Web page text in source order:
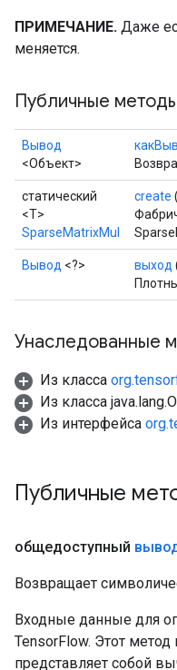
ПРИМЕЧАНИЕ. Даже
меняется.
Публичные
Вывод
<Объект>
статический
<T>
SparseMatrixMul
create (
Вывод <?> выход
Унаследованные
Из класса
Из класса
Из интерфейса
Публичные
общедоступный
Возвращает
Входные данные для
TensorFlow. Этот
представляет собой